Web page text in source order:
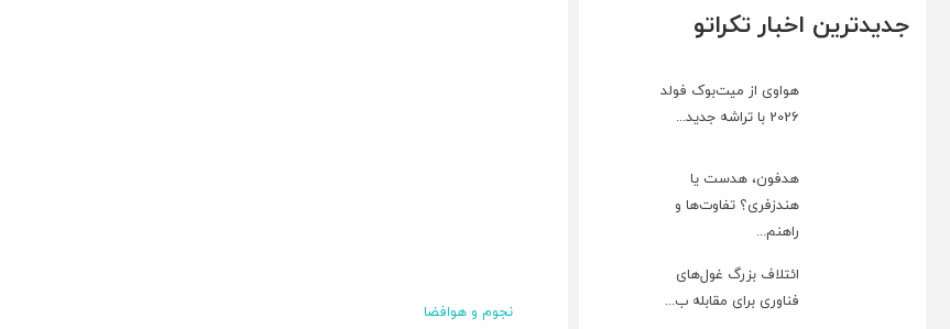
جدیدترین اخبار تکراتو
هواوی از میت‌بوک فولد
2026 با تراشه جدید...
هدفون، هدست یا
هندزفری؟ تفاوت‌ها و
راهنم...
ائتلاف بزرگ غول‌های
فناوری برای مقابله ب...
نجوم و هوافضا